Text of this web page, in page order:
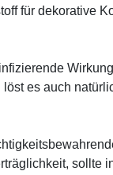
für dekorative
es auch
sollte